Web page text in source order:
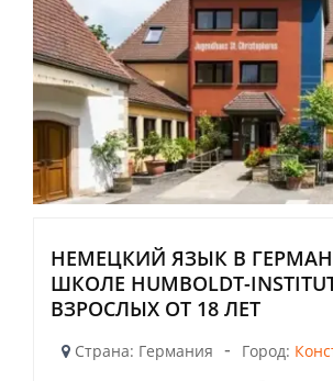
НЕМЕЦКИЙ ЯЗЫК В
ШКОЛЕ HUMBOLDT-
ВЗРОСЛЫХ ОТ 18 ЛЕТ
Страна: Германия - Город: